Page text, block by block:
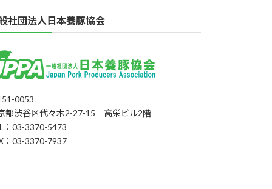
社団法人日本養豚協会
0053
都渋谷区代々木2-27-15 高栄ビル2階
：03-3370-5473
：03-3370-7937